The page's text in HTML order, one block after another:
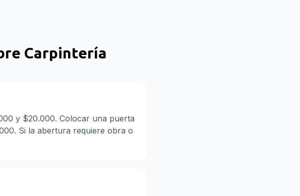
Carpintería
y $20.000. Colocar una puerta
Si la abertura requiere obra o